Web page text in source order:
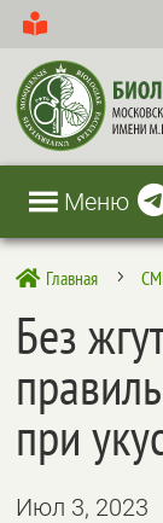
Меню
 Главная 5
Без
при
Июл 3, 2023